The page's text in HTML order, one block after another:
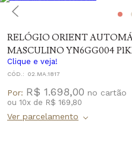
RELÓGIO ORIENT
MASCULINO YN6GG004
Clique e veja!
CÓD.: 02.MA.1817
Por: R$ 1.698,00
ou 10x de R$ 169,80